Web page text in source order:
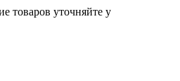
товаров уточняйте у